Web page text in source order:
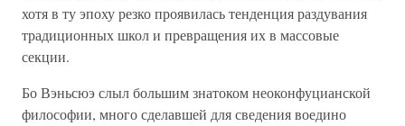
хотя в ту эпоху резко проявилась тенденция раздувания
традиционных школ и превращения их в массовые
секции.
Бо Вэньсюэ слыл большим знатоком неоконфуцианской
философии, много сделавшей для сведения воедино